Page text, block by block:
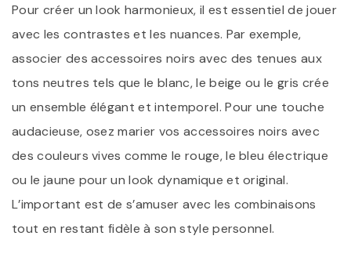
Pour créer un look harmonieux, il est essentiel de jouer
avec les contrastes et les nuances. Par exemple,
associer des accessoires noirs avec des tenues aux
tons neutres tels que le blanc, le beige ou le gris crée
un ensemble élégant et intemporel. Pour une touche
audacieuse, osez marier vos accessoires noirs avec
des couleurs vives comme le rouge, le bleu électrique
ou le jaune pour un look dynamique et original.
L’important est de s’amuser avec les combinaisons
tout en restant fidèle à son style personnel.